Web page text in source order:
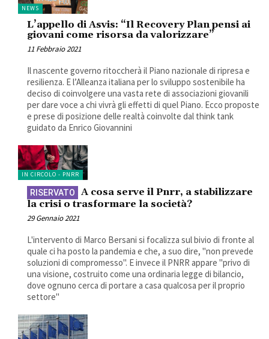
NEWS
L’appello di Asvis: “Il Recovery Plan pensi ai
giovani come risorsa da valorizzare”
11 Febbraio 2021
Il nascente governo ritoccherà il Piano nazionale di ripresa e
resilienza. E l’Alleanza italiana per lo sviluppo sostenibile ha
deciso di coinvolgere una vasta rete di associazioni giovanili
per dare voce a chi vivrà gli effetti di quel Piano. Ecco proposte
e prese di posizione delle realtà coinvolte dal think tank
guidato da Enrico Giovannini
IN CIRCOLO - PNRR
A cosa serve il Pnrr, a stabilizzare
la crisi o trasformare la società?
29 Gennaio 2021
L'intervento di Marco Bersani si focalizza sul bivio di fronte al
quale ci ha posto la pandemia e che, a suo dire, "non prevede
soluzioni di compromesso". E invece il PNRR appare "privo di
una visione, costruito come una ordinaria legge di bilancio,
dove ognuno cerca di portare a casa qualcosa per il proprio
settore"